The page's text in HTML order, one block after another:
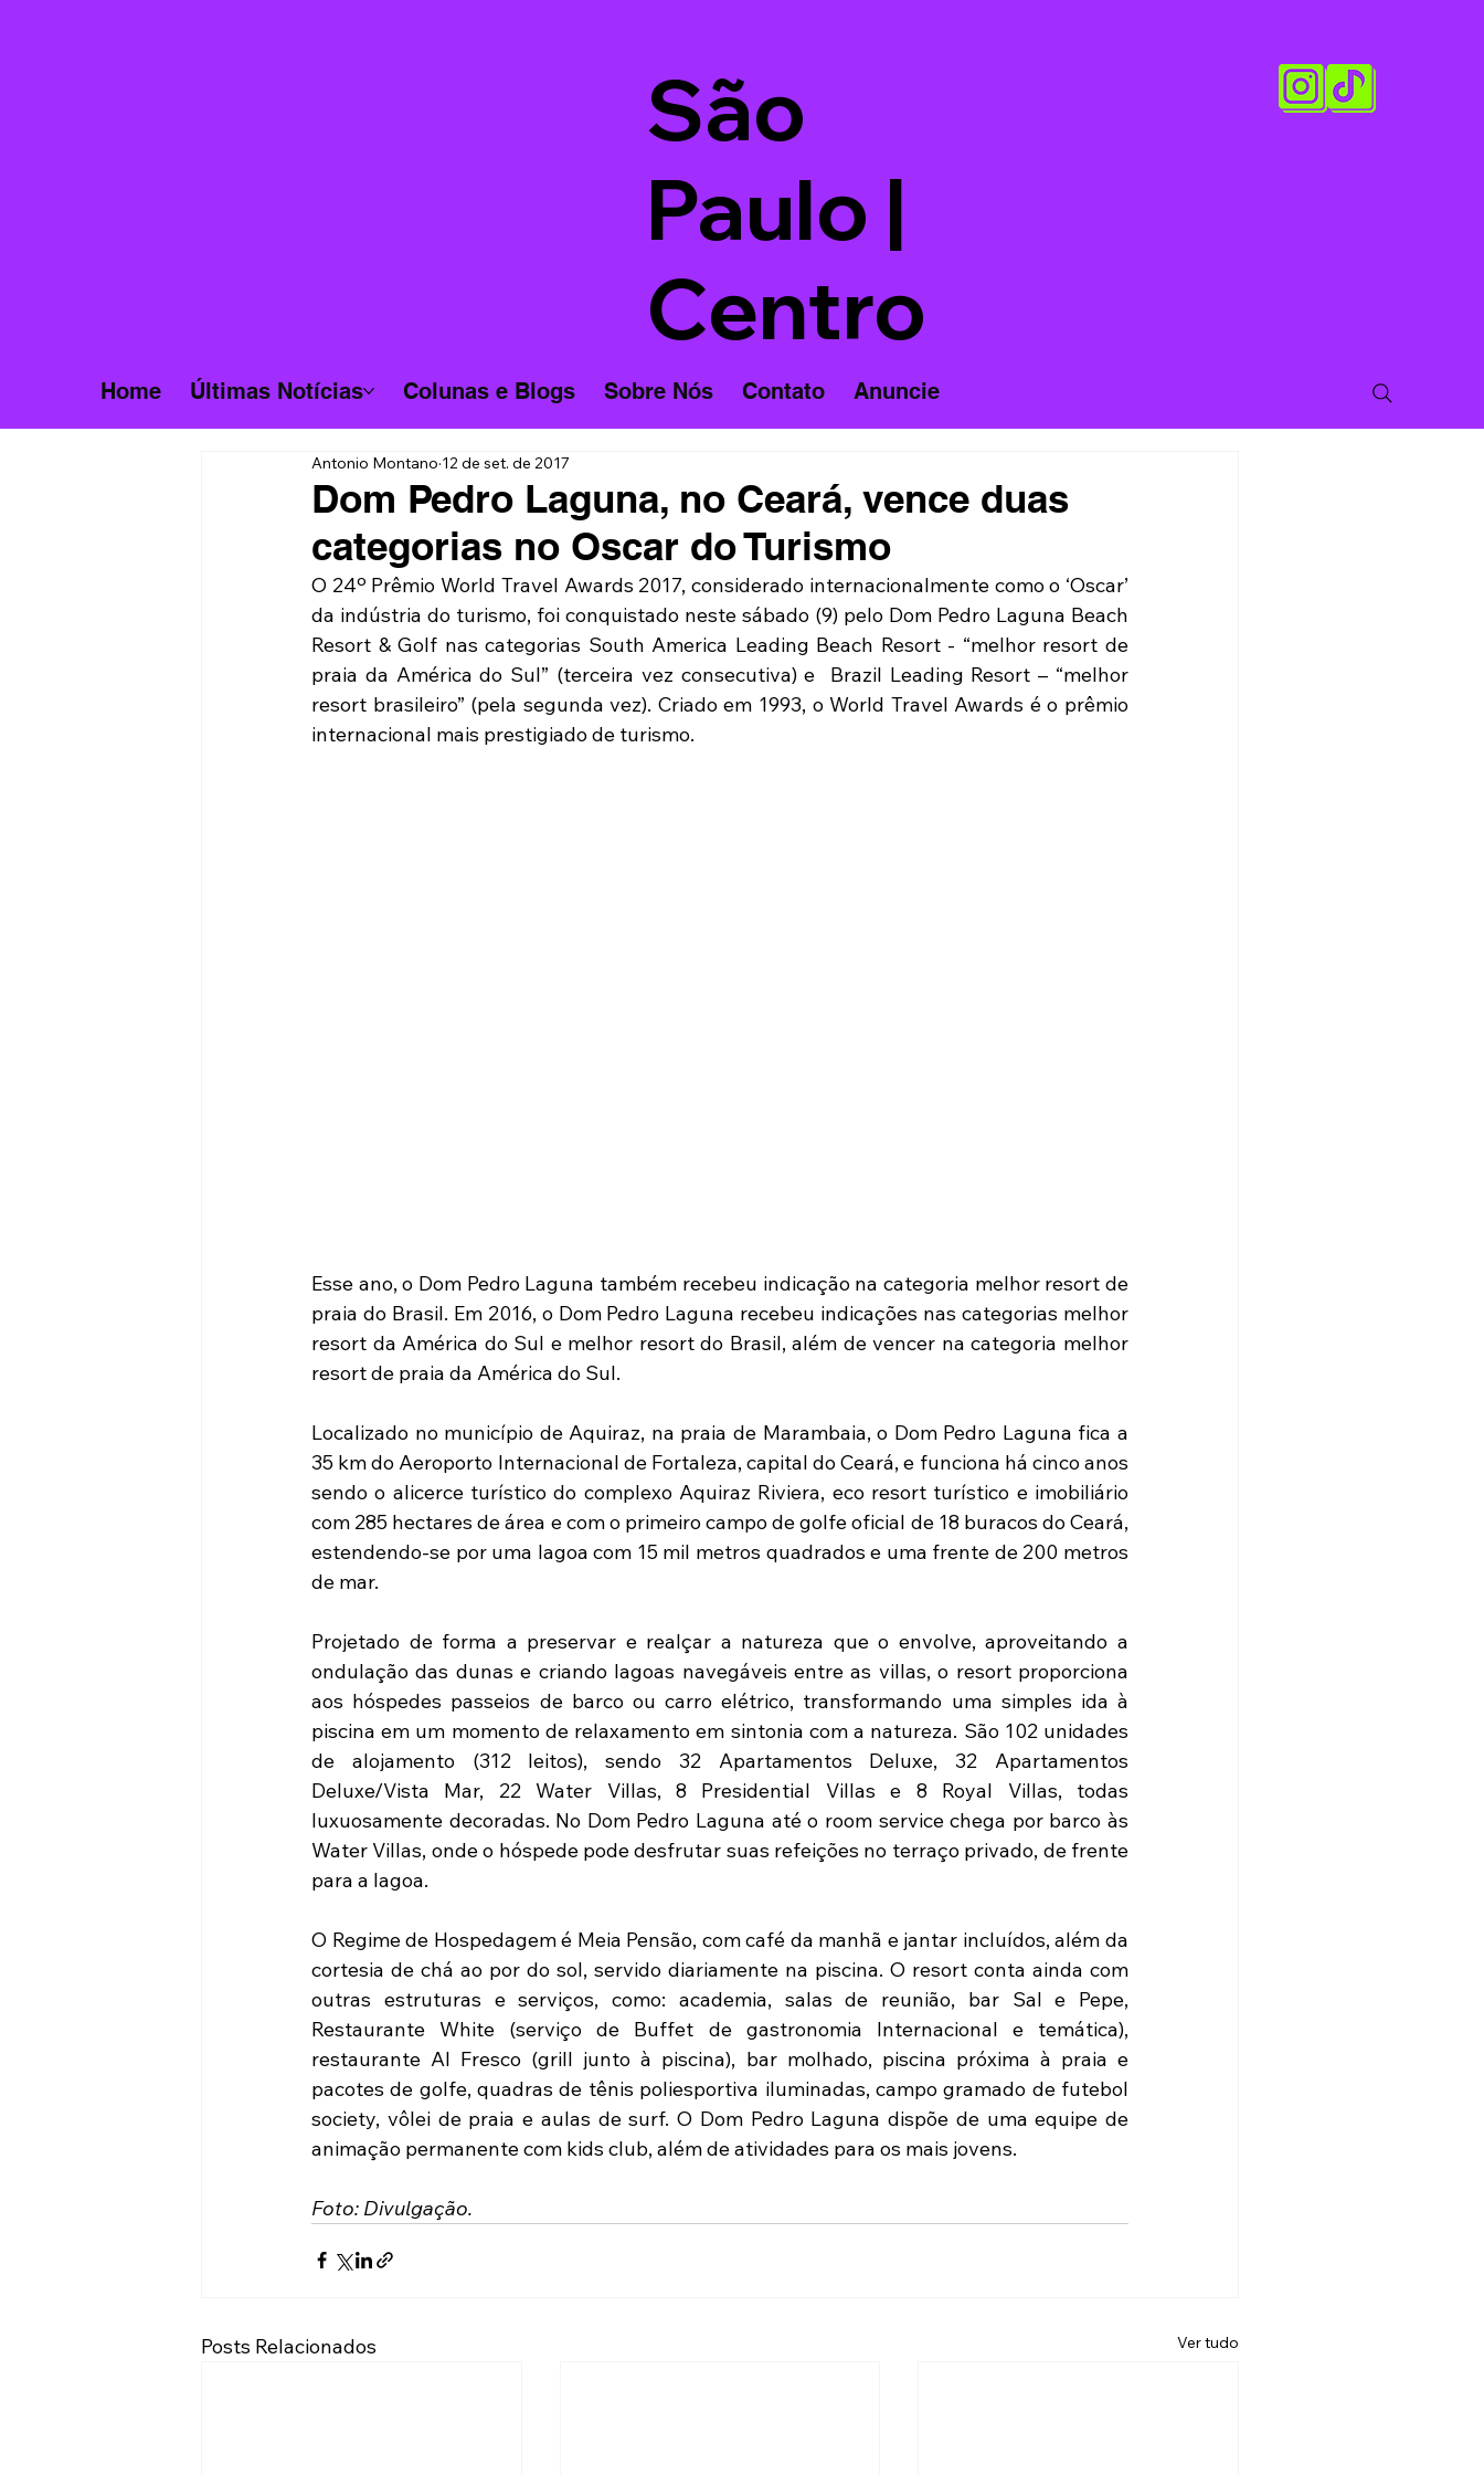
São
Paulo |
Centro
Home Últimas Notícias Colunas e Blogs Sobre Nós Contato Anuncie
Dom Pedro Laguna, no Ceará, vence duas
categorias no Oscar do Turismo
Antonio Montano 12 de set. de 2017
O 24º Prêmio World Travel Awards 2017, considerado internacionalmente como o ‘Oscar’
da indústria do turismo, foi conquistado neste sábado (9) pelo Dom Pedro Laguna Beach
Resort & Golf nas categorias South America Leading Beach Resort - “melhor resort de
praia da América do Sul” (terceira vez consecutiva) e  Brazil Leading Resort – “melhor
resort brasileiro” (pela segunda vez). Criado em 1993, o World Travel Awards é o prêmio
internacional mais prestigiado de turismo.
Esse ano, o Dom Pedro Laguna também recebeu indicação na categoria melhor resort de
praia do Brasil. Em 2016, o Dom Pedro Laguna recebeu indicações nas categorias melhor
resort da América do Sul e melhor resort do Brasil, além de vencer na categoria melhor
resort de praia da América do Sul.
Localizado no município de Aquiraz, na praia de Marambaia, o Dom Pedro Laguna fica a
35 km do Aeroporto Internacional de Fortaleza, capital do Ceará, e funciona há cinco anos
sendo o alicerce turístico do complexo Aquiraz Riviera, eco resort turístico e imobiliário
com 285 hectares de área e com o primeiro campo de golfe oficial de 18 buracos do Ceará,
estendendo-se por uma lagoa com 15 mil metros quadrados e uma frente de 200 metros
de mar.
Projetado de forma a preservar e realçar a natureza que o envolve, aproveitando a
ondulação das dunas e criando lagoas navegáveis entre as villas, o resort proporciona
aos hóspedes passeios de barco ou carro elétrico, transformando uma simples ida à
piscina em um momento de relaxamento em sintonia com a natureza. São 102 unidades
de alojamento (312 leitos), sendo 32 Apartamentos Deluxe, 32 Apartamentos
Deluxe/Vista Mar, 22 Water Villas, 8 Presidential Villas e 8 Royal Villas, todas
luxuosamente decoradas. No Dom Pedro Laguna até o room service chega por barco às
Water Villas, onde o hóspede pode desfrutar suas refeições no terraço privado, de frente
para a lagoa.
O Regime de Hospedagem é Meia Pensão, com café da manhã e jantar incluídos, além da
cortesia de chá ao por do sol, servido diariamente na piscina. O resort conta ainda com
outras estruturas e serviços, como: academia, salas de reunião, bar Sal e Pepe,
Restaurante White (serviço de Buffet de gastronomia Internacional e temática),
restaurante Al Fresco (grill junto à piscina), bar molhado, piscina próxima à praia e
pacotes de golfe, quadras de tênis poliesportiva iluminadas, campo gramado de futebol
society, vôlei de praia e aulas de surf. O Dom Pedro Laguna dispõe de uma equipe de
animação permanente com kids club, além de atividades para os mais jovens.
Foto: Divulgação.
Posts Relacionados Ver tudo